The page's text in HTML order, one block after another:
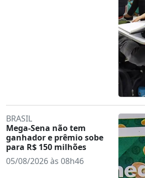
BRASIL
Mega-Sena não tem
ganhador e prêmio sobe
para R$ 150 milhões
05/08/2026 às 08h46